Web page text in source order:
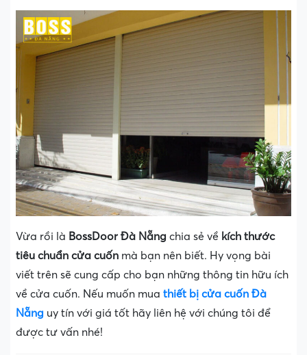
Vừa rồi là BossDoor Đà Nẵng chia sẻ về kích thước
tiêu chuẩn cửa cuốn mà bạn nên biết. Hy vọng bài
viết trên sẽ cung cấp cho bạn những thông tin hữu ích
về cửa cuốn. Nếu muốn mua thiết bị cửa cuốn Đà
Nẵng uy tín với giá tốt hãy liên hệ với chúng tôi để
được tư vấn nhé!